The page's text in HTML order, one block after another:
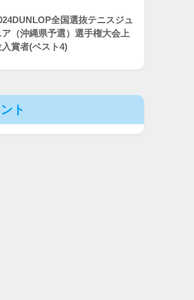
全国選抜テニスジュ
ア（沖縄県予選）選手権大会上
入賞者(ベスト4)
ト